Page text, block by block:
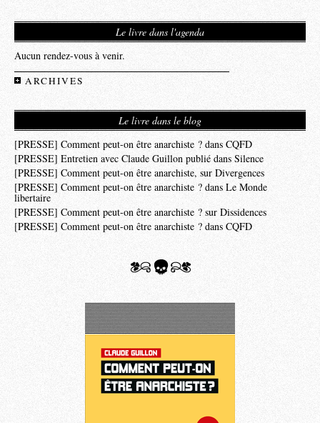
Le livre dans l'agenda
Aucun rendez-vous à venir.
ARCHIVES
Le livre dans le blog
[PRESSE] Comment peut-on être anarchiste ? dans CQFD
[PRESSE] Entretien avec Claude Guillon publié dans Silence
[PRESSE] Comment peut-on être anarchiste, sur Divergences
[PRESSE] Comment peut-on être anarchiste ? dans Le Monde
libertaire
[PRESSE] Comment peut-on être anarchiste ? sur Dissidences
[PRESSE] Comment peut-on être anarchiste ? dans CQFD